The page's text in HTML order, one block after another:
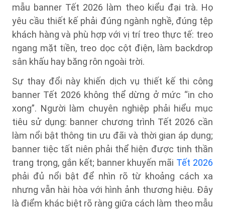
mẫu banner Tết 2026 làm theo kiểu đại trà. Họ
yêu cầu thiết kế phải đúng ngành nghề, đúng tệp
khách hàng và phù hợp với vị trí treo thực tế: treo
ngang mặt tiền, treo dọc cột điện, làm backdrop
sân khấu hay băng rôn ngoài trời.
Sự thay đổi này khiến dịch vụ thiết kế thi công
banner Tết 2026 không thể dừng ở mức “in cho
xong”. Người làm chuyên nghiệp phải hiểu mục
tiêu sử dụng: banner chương trình Tết 2026 cần
làm nổi bật thông tin ưu đãi và thời gian áp dụng;
banner tiệc tất niên phải thể hiện được tinh thần
trang trọng, gắn kết; banner khuyến mãi Tết 2026
phải đủ nổi bật để nhìn rõ từ khoảng cách xa
nhưng vẫn hài hòa với hình ảnh thương hiệu. Đây
là điểm khác biệt rõ ràng giữa cách làm theo mẫu